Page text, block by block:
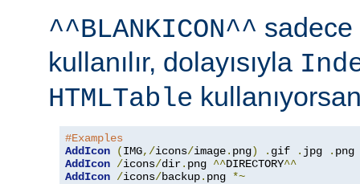
^^BLANKICON^^
kullanılır, dolayısıyla
HTMLTable
#Examples
AddIcon
(IMG,/icons/image. png) . gif . jpg .
AddIcon /icons/dir. png ^^DIRECTORY^^
AddIcon /icons/backup. png *~